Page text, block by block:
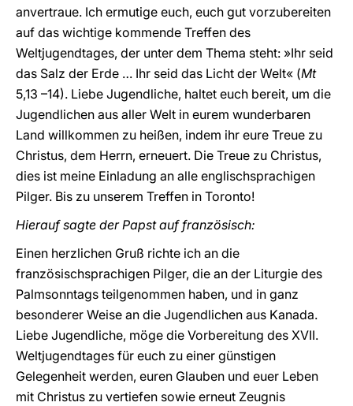
anvertraue. Ich ermutige euch, euch gut vorzubereiten
auf das wichtige kommende Treffen des
Weltjugendtages, der unter dem Thema steht: »Ihr seid
das Salz der Erde … Ihr seid das Licht der Welt« (Mt
5,13 –14). Liebe Jugendliche, haltet euch bereit, um die
Jugendlichen aus aller Welt in eurem wunderbaren
Land willkommen zu heißen, indem ihr eure Treue zu
Christus, dem Herrn, erneuert. Die Treue zu Christus,
dies ist meine Einladung an alle englischsprachigen
Pilger. Bis zu unserem Treffen in Toronto!
Hierauf sagte der Papst auf französisch:
Einen herzlichen Gruß richte ich an die
französischsprachigen Pilger, die an der Liturgie des
Palmsonntags teilgenommen haben, und in ganz
besonderer Weise an die Jugendlichen aus Kanada.
Liebe Jugendliche, möge die Vorbereitung des XVII.
Weltjugendtages für euch zu einer günstigen
Gelegenheit werden, euren Glauben und euer Leben
mit Christus zu vertiefen sowie erneut Zeugnis